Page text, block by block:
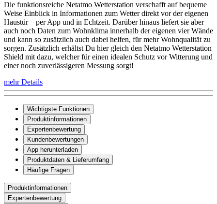
Die funktionsreiche Netatmo Wetterstation verschafft auf bequeme
Weise Einblick in Informationen zum Wetter direkt vor der eigenen
Haustür – per App und in Echtzeit. Darüber hinaus liefert sie aber
auch noch Daten zum Wohnklima innerhalb der eigenen vier Wände
und kann so zusätzlich auch dabei helfen, für mehr Wohnqualität zu
sorgen. Zusätzlich erhältst Du hier gleich den Netatmo Wetterstation
Shield mit dazu, welcher für einen idealen Schutz vor Witterung und
einer noch zuverlässigeren Messung sorgt!
mehr Details
Wichtigste Funktionen
Produktinformationen
Expertenbewertung
Kundenbewertungen
App herunterladen
Produktdaten & Lieferumfang
Häufige Fragen
Produktinformationen
Expertenbewertung